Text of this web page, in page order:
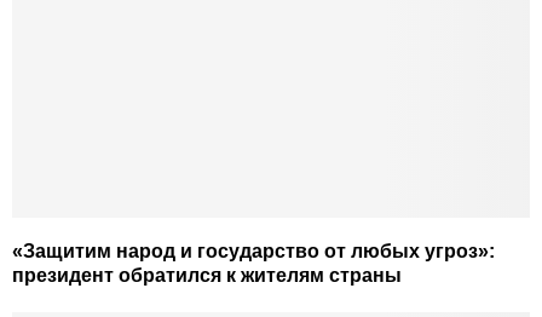
«Защитим народ и государство от любых угроз»:
президент обратился к жителям страны